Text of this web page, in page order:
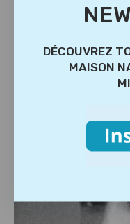
DÉCOUVREZ
MAISON